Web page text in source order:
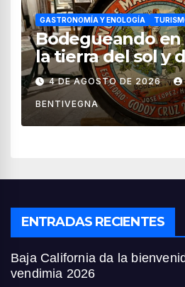
GASTRONOMÍA Y ENOLOGÍA
Bodegueando en
la tierra del sol y
vino
4 DE AGOSTO DE 2026
BENTIVEGNA
ENTRADAS RECIENTES
Baja California da la
vendimia 2026